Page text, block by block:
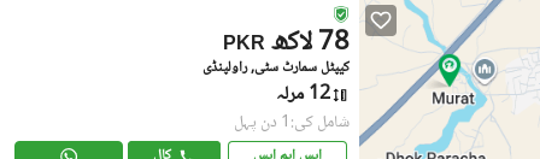
PKR 78 لاکھ
کیپٹل سمارٹ سٹی, راولپنڈی
12 مرلہ
شامل کی:1 دن پہل